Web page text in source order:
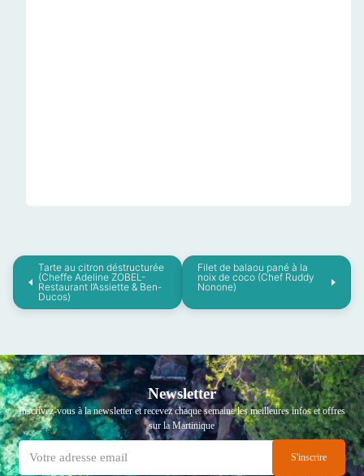
Tarte au citron déstructurée
(Cheffe Adeline ZOBEL-
Restaurant l’Assiette & Ben-
Ducos)
Filet de balaou pané à la
noix de coco (Chef Ruddy
Nonone)
Newsletter
Inscrivez-vous à la newsletter et recevez chaque semaine les meilleures infos et offres
sur la Martinique